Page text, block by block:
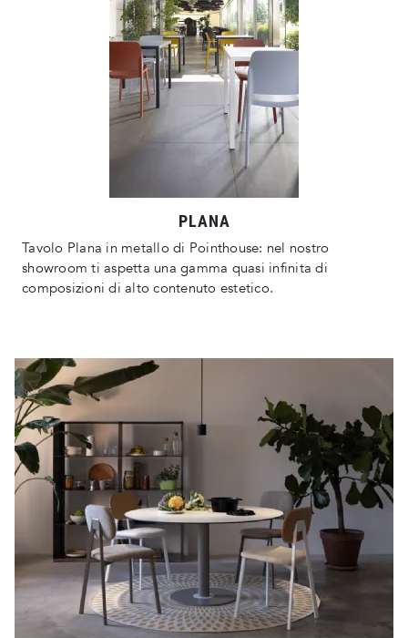
PLANA
Tavolo Plana in metallo di Pointhouse: nel nostro
showroom ti aspetta una gamma quasi infinita di
composizioni di alto contenuto estetico.